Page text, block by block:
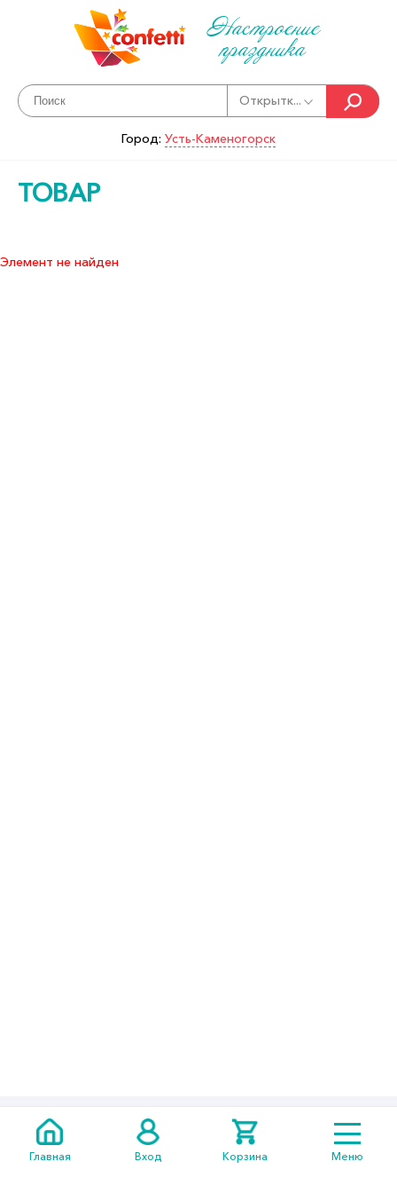
Настроение
праздника
Открытк...
Город: Усть-Каменогорск
ТОВАР
Элемент не найден
301 05 14
Главная Вход Корзина Меню